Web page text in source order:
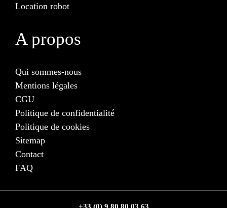
Location robot
A propos
Qui sommes-nous
Mentions légales
CGU
Politique de confidentialité
Politique de cookies
Sitemap
Contact
FAQ
+33 (0) 9 80 80 03 63